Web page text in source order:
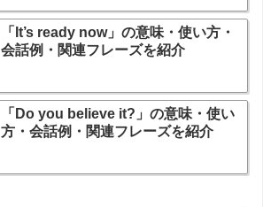
「It’s ready now」の意味・使い方・
会話例・関連フレーズを紹介
「Do you believe it?」の意味・使い
方・会話例・関連フレーズを紹介